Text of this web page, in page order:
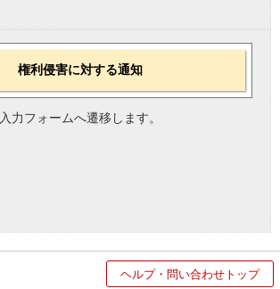
権利侵害に対する通知
入力フォームへ遷移します。
ヘルプ・問い合わせトップ